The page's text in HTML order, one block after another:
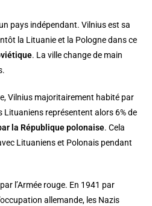
pays indépendant. Vilnius est sa
la Lituanie et la Pologne dans ce
. La ville change de main
Vilnius majoritairement habité par
Lituaniens représentent alors 6% de
la République polonaise. Cela
Lituaniens et Polonais pendant
l’Armée rouge. En 1941 par
allemande, les Nazis